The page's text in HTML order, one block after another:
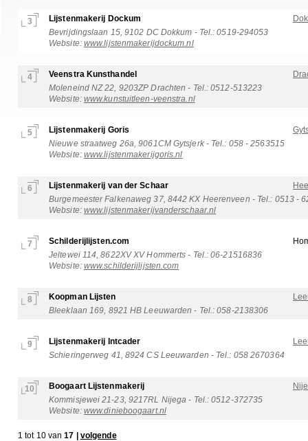
3 Lijstenmakerij Dockum
Bevrijdingslaan 15, 9102 DC Dokkum - Tel.: 0519-294053
Website: www.lijstenmakerijdockum.nl
4 Veenstra Kunsthandel
Moleneind NZ 22, 9203ZP Drachten - Tel.: 0512-513223
Website: www.kunstuitleen-veenstra.nl
5 Lijstenmakerij Goris
Nieuwe straatweg 26a, 9061CM Gytsjerk - Tel.: 058 - 2563515
Website: www.lijstenmakerijgoris.nl
6 Lijstenmakerij van der Schaar
Burgemeester Falkenaweg 37, 8442 KX Heerenveen - Tel.: 0513 -
Website: www.lijstenmakerijvanderschaar.nl
7 Schilderijlijsten.com
Jeltewei 114, 8622XV XV Hommerts - Tel.: 06-21516836
Website: www.schilderijlijsten.com
8 Koopman Lijsten
Bleeklaan 169, 8921 HB Leeuwarden - Tel.: 058-2138306
9 Lijstenmakerij Intcader
Schieringerweg 41, 8924 CS Leeuwarden - Tel.: 058 2670364
10 Boogaart Lijstenmakerij
Kommisjewei 21-23, 9217RL Nijega - Tel.: 0512-372735
Website: www.dinieboogaart.nl
1 tot 10 van17 | volgende